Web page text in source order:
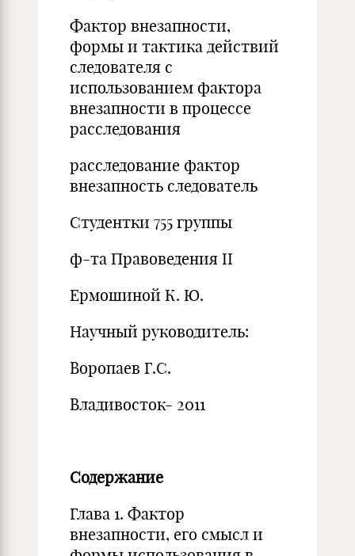
Фактор внезапности,
формы и тактика действий
следователя с
использованием фактора
внезапности в процессе
расследования
расследование фактор
внезапность следователь
Студентки 755 группы
ф-та Правоведения II
Ермошиной К. Ю.
Научный руководитель:
Воропаев Г.С.
Владивосток- 2011
Содержание
Глава 1. Фактор
внезапности, его смысл и